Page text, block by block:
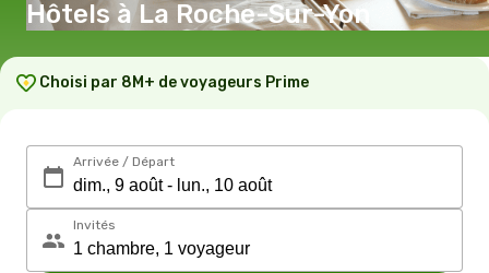
Hôtels à La Roche-Sur-Yon
Choisi par 8M+ de voyageurs Prime
Arrivée / Départ
Invités